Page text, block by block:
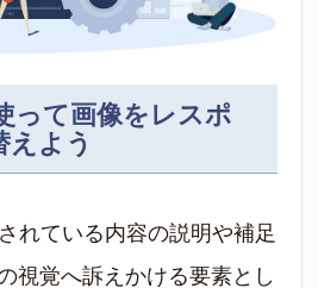
って画像をレスポ
えよう
れている内容の説明や補足
視覚へ訴えかける要素とし